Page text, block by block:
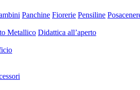
Panchine Fiorerie Pensiline
Metallico Didattica all’aperto